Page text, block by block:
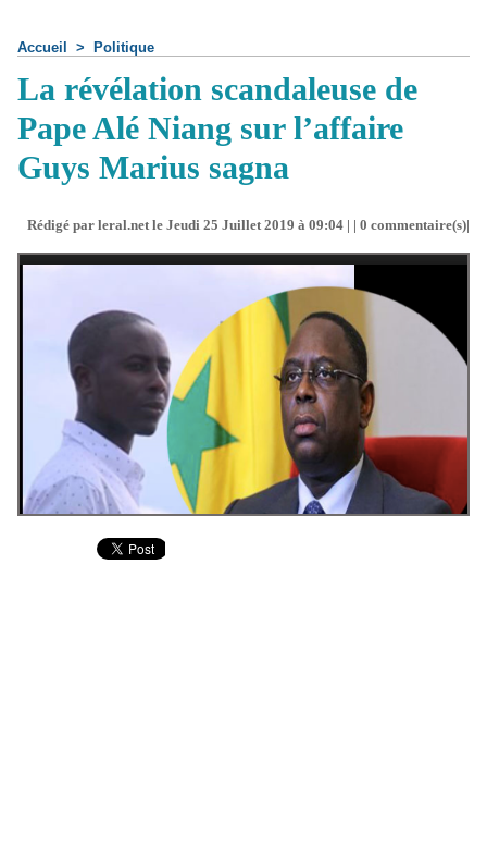
Accueil > Politique
La révélation scandaleuse de
Pape Alé Niang sur l’affaire
Guys Marius sagna
Rédigé par leral.net le Jeudi 25 Juillet 2019 à 09:04 | | 0 commentaire(s)|